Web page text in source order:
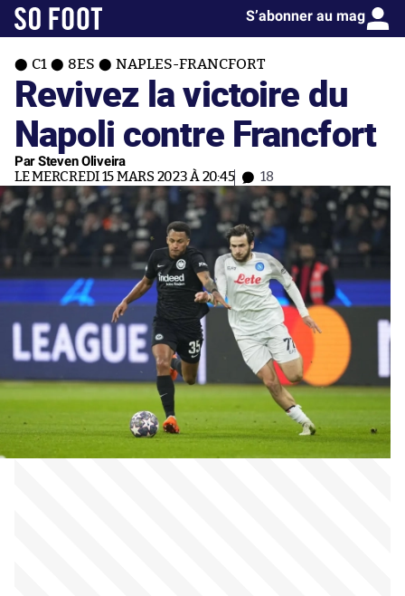
S’abonner au mag
C1 8ES NAPLES-FRANCFORT
Revivez la victoire du
Napoli contre Francfort
Par Steven Oliveira
LE MERCREDI 15 MARS 2023 À 20:45 18